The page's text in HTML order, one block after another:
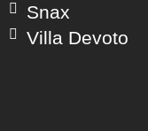
Snax
Villa Devoto